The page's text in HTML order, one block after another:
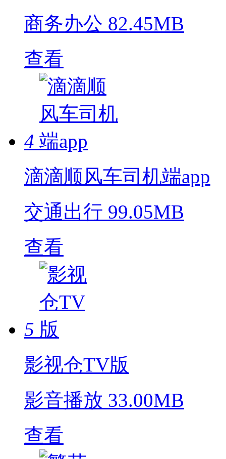
商务办公 82.45MB
查看
4
滴滴顺风车司机端app
交通出行 99.05MB
查看
5
影视仓TV版
影音播放 33.00MB
查看